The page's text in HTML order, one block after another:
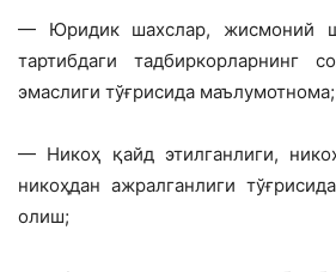
— Юридик шахслар, жисмоний
тартибдаги тадбиркорларнинг
эмаслиги тўғрисида маълумотнома;
— Никоҳ қайд этилганлиги,
никоҳдан ажралганлиги
олиш;